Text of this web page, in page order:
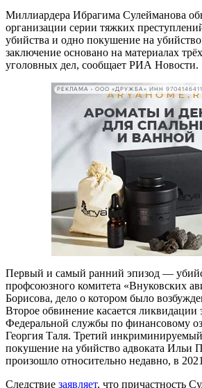
Миллиардера Ибрагима Сулейманова
организации серии тяжких
убийства и одно покушение на
заключение основано на материалах
уголовных дел, сообщает РИА Новости.
РЕКЛАМА • ООО «ДРУЖБА» ИНН 9704146411
Первый и самый ранний эпизод —
профсоюзного комитета «Внуковских
Борисова, дело о котором было
Второе обвинение касается ликвидации
Федеральной службы по финансовому
Георгия Таля. Третий
покушение на убийство адвоката Ильи
произошло относительно недавно, в
Следствие заявляет, что причастность